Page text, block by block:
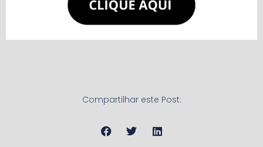
Compartilhar este Post: